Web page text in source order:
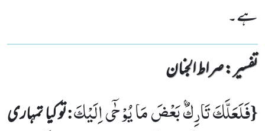
ہے۔
تفسیر : ‎صراط الجنان
{فَلَعَلَّكَ تَارِكٌۢ بَعْضَ مَا یُوْحٰۤى اِلَیْكَ:تو کیا تمہاری